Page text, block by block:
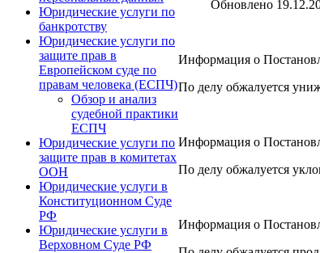
Юридические услуги по
банкротству
Юридические услуги по
защите прав в
Европейском суде по
правам человека (ЕСПЧ)
Обзор и анализ
судебной практики
ЕСПЧ
Юридические услуги по
защите прав в комитетах
ООН
Юридические услуги в
Конституционном Суде
РФ
Юридические услуги в
Верховном Суде РФ
Обновлено
Информация о
По делу обжалуется
Информация о
По делу обжалуется
Информация о